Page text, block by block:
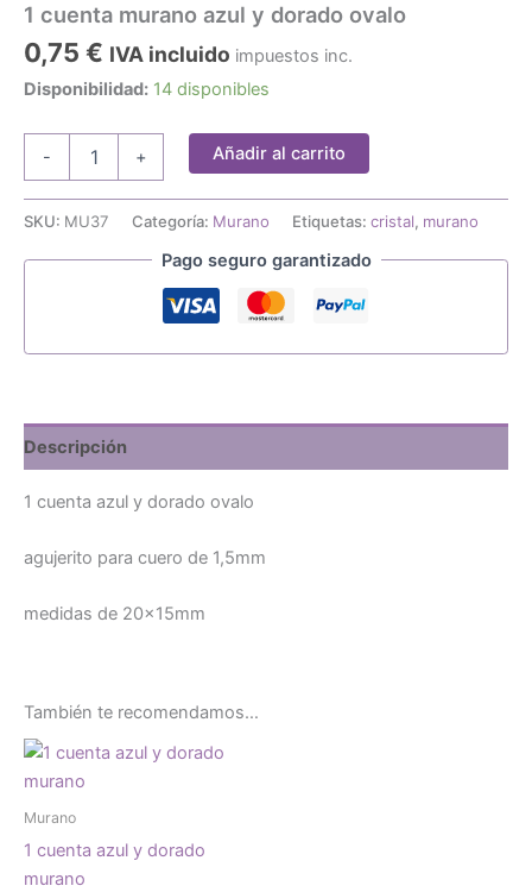
1 cuenta murano azul y dorado ovalo
0,75 € IVA incluido impuestos inc.
Disponibilidad: 14 disponibles
-
azul
dorado
+ Añadir al carrito
SKU: MU37 Categoría: Murano Etiquetas: cristal, murano
Pago seguro garantizado
Descripción
1 cuenta azul y dorado ovalo
agujerito para cuero de 1,5mm
medidas de 20x15mm
También te recomendamos…
Murano
1 cuenta azul y dorado
murano